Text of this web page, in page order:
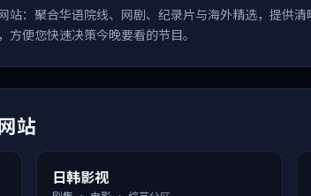
站：聚合华语院线、网剧、纪录片与海外精选，提供
便您快速决策今晚要看的节目。
站
日韩影视